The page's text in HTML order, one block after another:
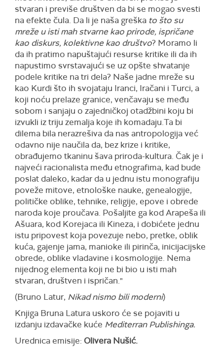
stvaran i previše društven da bi se mogao svesti
na efekte čula. Da li je naša greška to što su
mreže u isti mah stvarne kao prirode, ispričane
kao diskurs, kolektivne kao društvo? Moramo li
da ih pratimo napuštajući resurse kritike ili da ih
napustimo svrstavajući se uz opšte shvatanje
podele kritike na tri dela? Naše jadne mreže su
kao Kurdi što ih svojataju Iranci, Iračani i Turci, a
koji noću prelaze granice, venčavaju se među
sobom i sanjaju o zajedničkoj otadžbini koju bi
izvukli iz triju zemalja koje ih komadaju.Ta bi
dilema bila nerazrešiva da nas antropologija već
odavno nije naučila da, bez krize i kritike,
obrađujemo tkaninu šava priroda-kultura. Čak je i
najveći racionalista među etnografima, kad bude
poslat daleko, kadar da u jednu istu monografiju
poveže mitove, etnološke nauke, genealogije,
političke oblike, tehnike, religije, epove i obrede
naroda koje proučava. Pošaljite ga kod Arapeša ili
Ašuara, kod Korejaca ili Kineza, i dobićete jednu
istu pripovest koja povezuje nebo, pretke, oblik
kuća, gajenje jama, manioke ili pirinča, inicijacijske
obrede, oblike vladavine i kosmologije. Nema
nijednog elementa koji ne bi bio u isti mah
stvaran, društven i ispričan."
(Bruno Latur, Nikad nismo bili moderni)
Knjiga Bruna Latura uskoro će se pojaviti u
izdanju izdavačke kuće Mediterran Publishinga.
Urednica emisije: Olivera Nušić.